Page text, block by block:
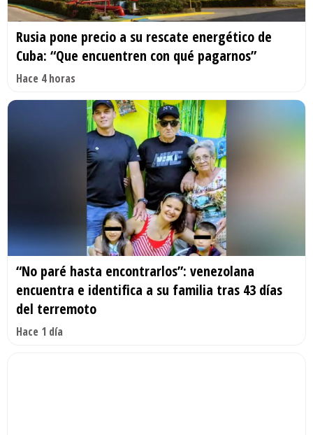
Rusia pone precio a su rescate energético de
Cuba: “Que encuentren con qué pagarnos”
Hace 4 horas
“No paré hasta encontrarlos”: venezolana
encuentra e identifica a su familia tras 43 días
del terremoto
Hace 1 día